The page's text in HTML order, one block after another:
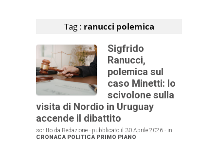
Tag : ranucci polemica
Sigfrido
Ranucci,
polemica sul
caso Minetti: lo
scivolone sulla
visita di Nordio in Uruguay
accende il dibattito
scritto da Redazione - pubblicato il 30 Aprile 2026 - in
CRONACA POLITICA PRIMO PIANO